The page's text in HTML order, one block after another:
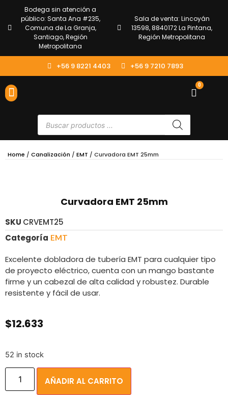
Bodega sin atención a
público: Santa Ana #235,
Comuna de La Granja,
Santiago, Región
Metropolitana
Sala de venta: Lincoyán
13598, 8840172 La Pintana,
Región Metropolitana
+56 9 8221 4403 +56 9 7210 7893
0
Home / Canalización / EMT / Curvadora EMT 25mm
Curvadora EMT 25mm
SKU CRVEMT25
Categoría EMT
Excelente dobladora de tubería EMT para cualquier tipo
de proyecto eléctrico, cuenta con un mango bastante
firme y un cabezal de alta calidad y robustez. Durable
resistente y fácil de usar.
$12.633
52 in stock
AÑADIR AL CARRITO